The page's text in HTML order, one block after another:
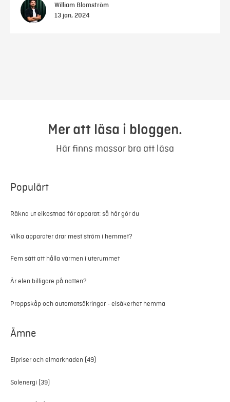
William Blomström
13 jan, 2024
Mer att läsa i bloggen.
Här finns massor bra att läsa
Populärt
Räkna ut elkostnad för apparat: så här gör du
Vilka apparater drar mest ström i hemmet?
Fem sätt att hålla värmen i uterummet
Är elen billigare på natten?
Proppskåp och automatsäkringar - elsäkerhet hemma
Ämne
Elpriser och elmarknaden (49)
Solenergi (39)